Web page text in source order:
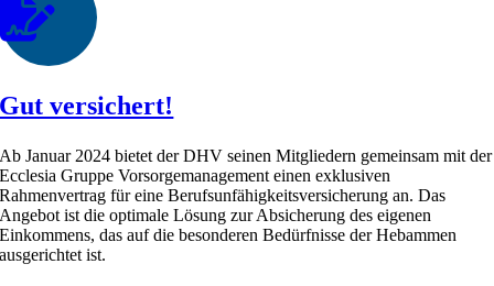
Gut versichert!
Ab Januar 2024 bietet der DHV seinen Mitgliedern gemeinsam mit der
Ecclesia Gruppe Vorsorgemanagement einen exklusiven
Rahmenvertrag für eine Berufsunfähigkeitsversicherung an. Das
Angebot ist die optimale Lösung zur Absicherung des eigenen
Einkommens, das auf die besonderen Bedürfnisse der Hebammen
ausgerichtet ist.